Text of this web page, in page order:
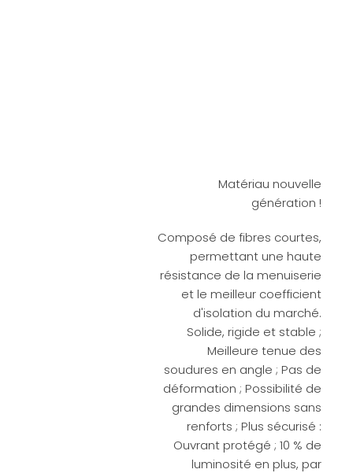
Matériau nouvelle
génération !
Composé de fibres courtes,
permettant une haute
résistance de la menuiserie
et le meilleur coefficient
d'isolation du marché.
Solide, rigide et stable ;
Meilleure tenue des
soudures en angle ; Pas de
déformation ; Possibilité de
grandes dimensions sans
renforts ; Plus sécurisé :
Ouvrant protégé ; 10 % de
luminosité en plus, par